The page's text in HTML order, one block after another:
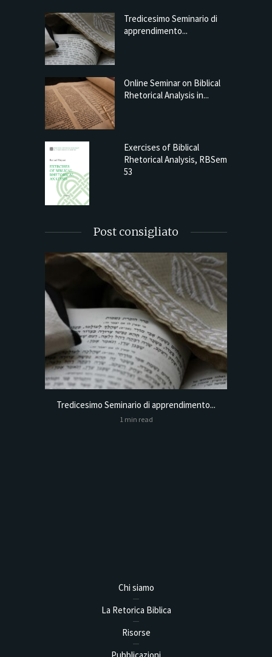
Tredicesimo Seminario di
apprendimento...
Online Seminar on Biblical
Rhetorical Analysis in...
Exercises of Biblical
Rhetorical Analysis, RBSem
53
Post consigliato
Tredicesimo Seminario di apprendimento...
1 min read
Chi siamo
La Retorica Biblica
Risorse
Pubblicazioni